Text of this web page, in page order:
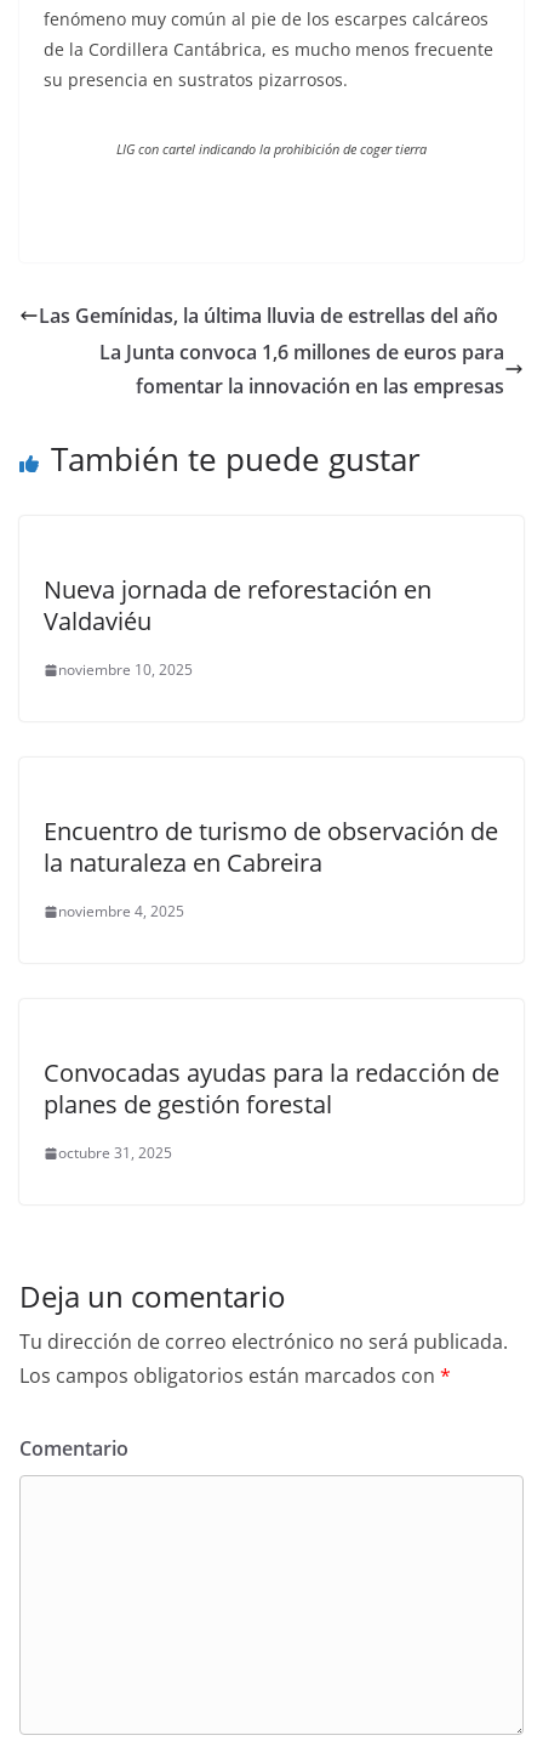
fenómeno muy común al pie de los escarpes calcáreos
de la Cordillera Cantábrica, es mucho menos frecuente
su presencia en sustratos pizarrosos.
LIG con cartel indicando la prohibición de coger tierra
Las Gemínidas, la última lluvia de estrellas del año
La Junta convoca 1,6 millones de euros para
fomentar la innovación en las empresas
También te puede gustar
Nueva jornada de reforestación en
Valdaviéu
noviembre 10, 2025
Encuentro de turismo de observación de
la naturaleza en Cabreira
noviembre 4, 2025
Convocadas ayudas para la redacción de
planes de gestión forestal
octubre 31, 2025
Deja un comentario
Tu dirección de correo electrónico no será publicada.
Los campos obligatorios están marcados con *
Comentario